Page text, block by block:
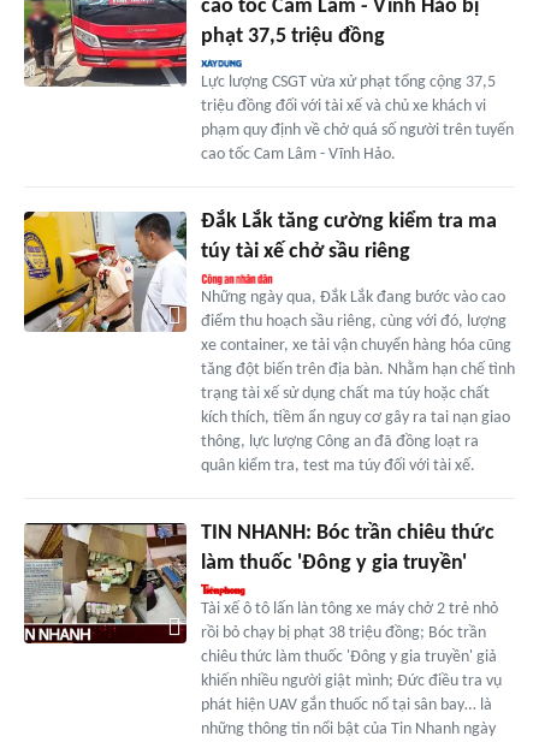
cao tốc Cam Lâm - Vĩnh Hảo bị
phạt 37,5 triệu đồng
Lực lượng CSGT vừa xử phạt tổng cộng 37,5
triệu đồng đối với tài xế và chủ xe khách vi
phạm quy định về chở quá số người trên tuyến
cao tốc Cam Lâm - Vĩnh Hảo.
Đắk Lắk tăng cường kiểm tra ma
túy tài xế chở sầu riêng
Những ngày qua, Đắk Lắk đang bước vào cao
điểm thu hoạch sầu riêng, cùng với đó, lượng
xe container, xe tải vận chuyển hàng hóa cũng
tăng đột biến trên địa bàn. Nhằm hạn chế tình
trạng tài xế sử dụng chất ma túy hoặc chất
kích thích, tiềm ẩn nguy cơ gây ra tai nạn giao
thông, lực lượng Công an đã đồng loạt ra
quân kiểm tra, test ma túy đối với tài xế.
TIN NHANH: Bóc trần chiêu thức
làm thuốc 'Đông y gia truyền'
Tài xế ô tô lấn làn tông xe máy chở 2 trẻ nhỏ
rồi bỏ chạy bị phạt 38 triệu đồng; Bóc trần
chiêu thức làm thuốc 'Đông y gia truyền' giả
khiến nhiều người giật mình; Đức điều tra vụ
phát hiện UAV gắn thuốc nổ tại sân bay… là
những thông tin nổi bật của Tin Nhanh ngày